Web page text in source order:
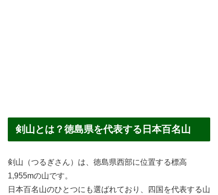
剣山とは？徳島県を代表する日本百名山
剣山（つるぎさん）は、徳島県西部に位置する標高
1,955mの山です。
日本百名山のひとつにも選ばれており、四国を代表する山